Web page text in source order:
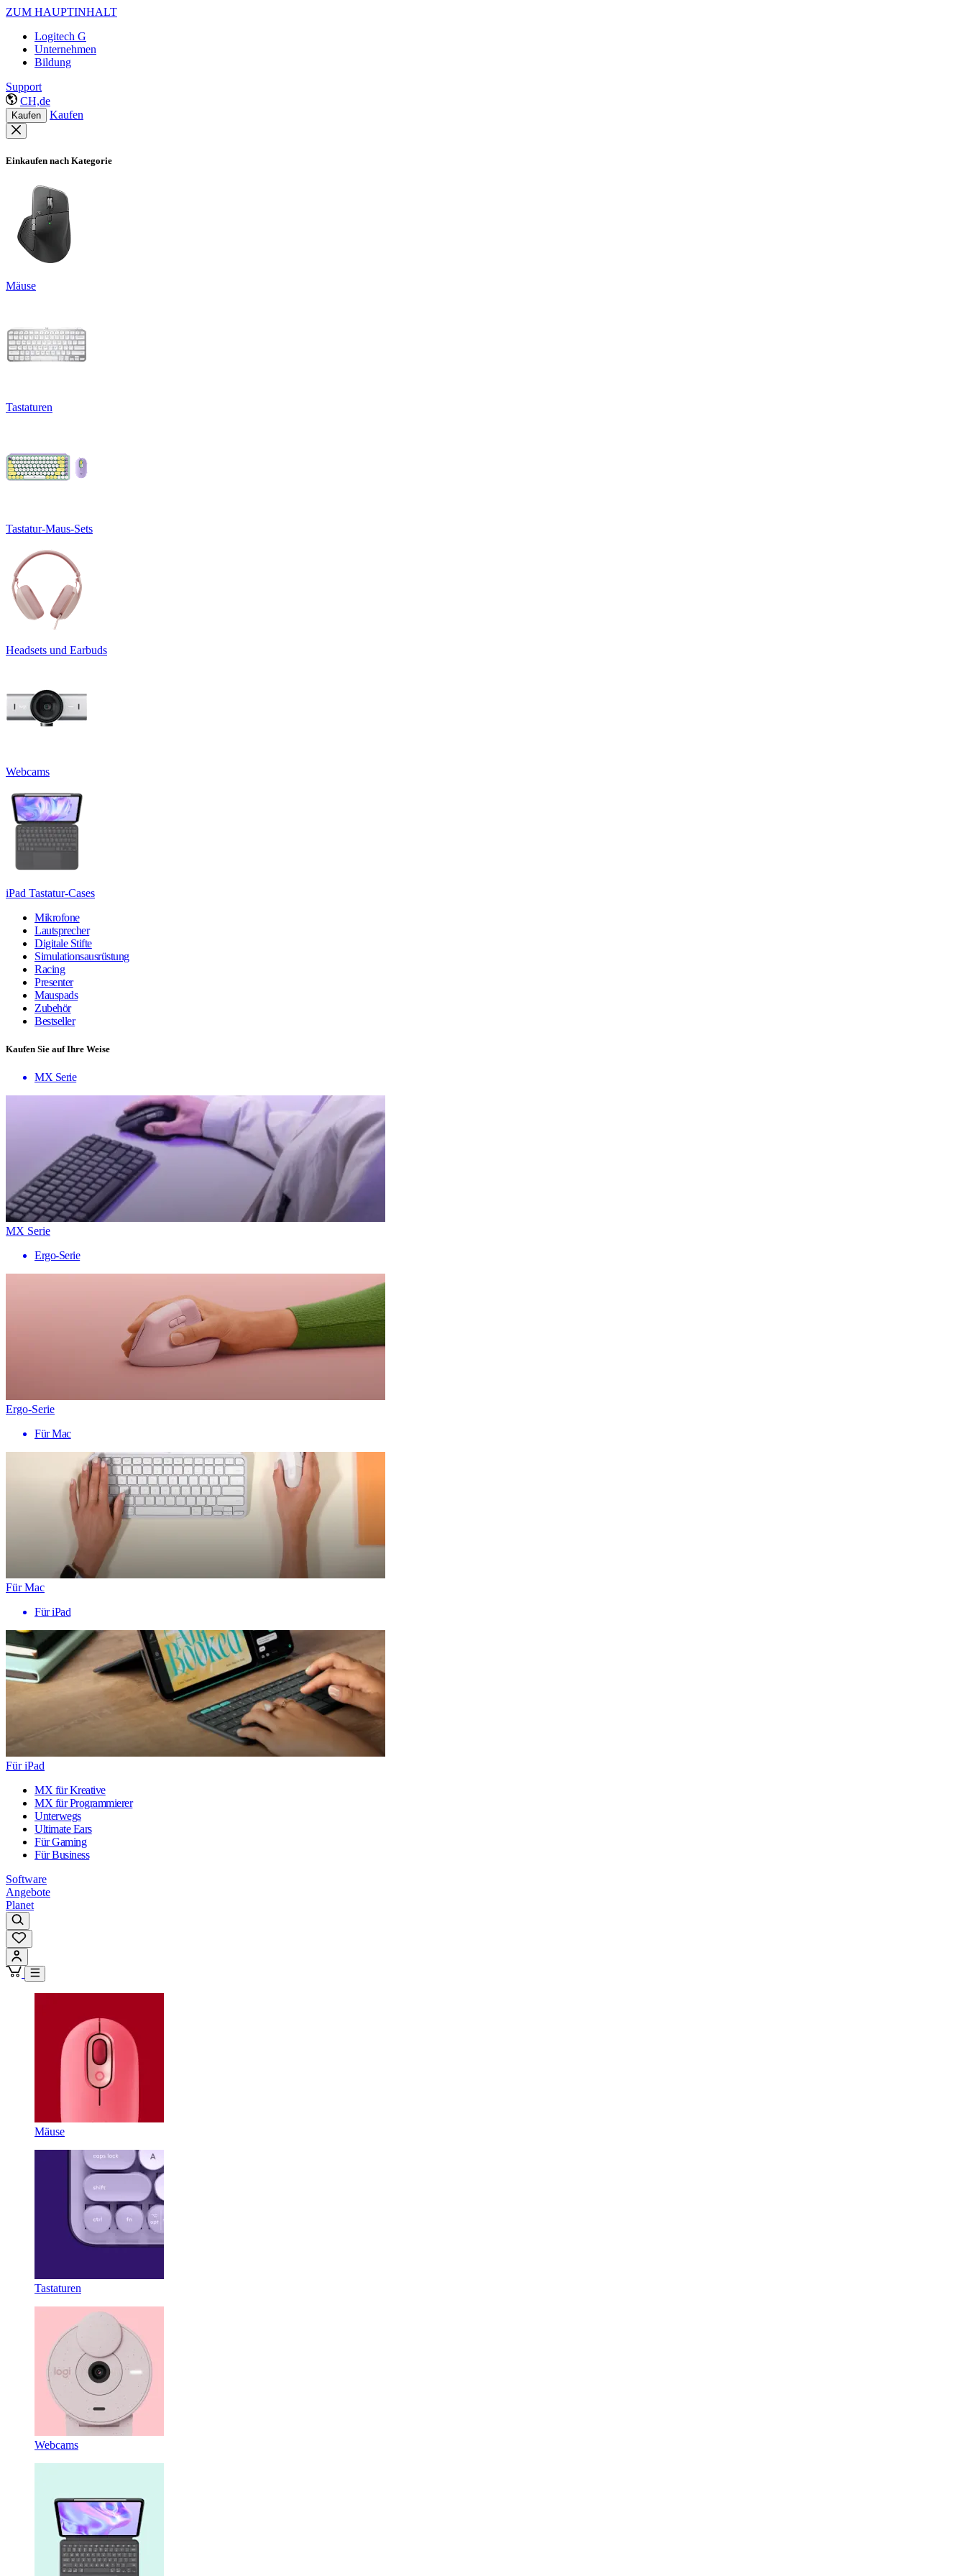
ZUM HAUPTINHALT
Logitech G
Unternehmen
Bildung
Support
CH,de
Kaufen Kaufen
Einkaufen nach Kategorie
Mäuse
Tastaturen
Tastatur-Maus-Sets
Headsets und Earbuds
Webcams
iPad Tastatur-Cases
Mikrofone
Lautsprecher
Digitale Stifte
Simulationsausrüstung
Racing
Presenter
Mauspads
Zubehör
Bestseller
Kaufen Sie auf Ihre Weise
MX Serie
MX Serie
Ergo-Serie
Ergo-Serie
Für Mac
Für Mac
Für iPad
Für iPad
MX für Kreative
MX für Programmierer
Unterwegs
Ultimate Ears
Für Gaming
Für Business
Software
Angebote
Planet
Mäuse
Tastaturen
Webcams